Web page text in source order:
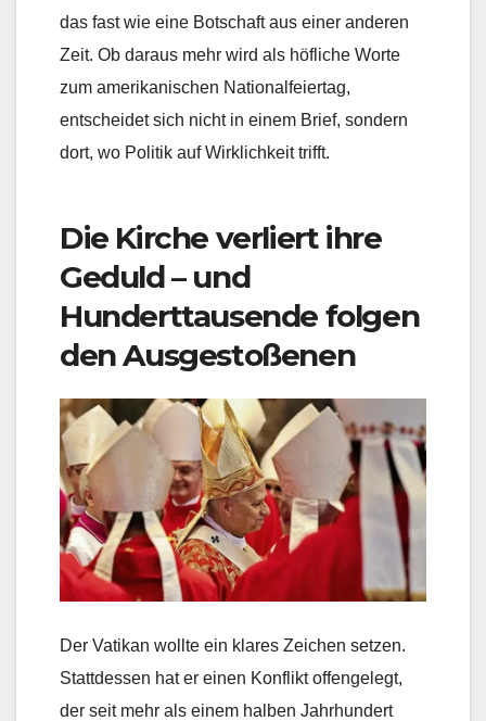
das fast wie eine Botschaft aus einer anderen
Zeit. Ob daraus mehr wird als höfliche Worte
zum amerikanischen Nationalfeiertag,
entscheidet sich nicht in einem Brief, sondern
dort, wo Politik auf Wirklichkeit trifft.
Die Kirche verliert ihre
Geduld – und
Hunderttausende folgen
den Ausgestoßenen
Der Vatikan wollte ein klares Zeichen setzen.
Stattdessen hat er einen Konflikt offengelegt,
der seit mehr als einem halben Jahrhundert